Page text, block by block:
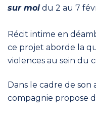
sur moidu 2 au 7
Récit intime en
ce projet aborde la
violences au sein du
Dans le cadre de son
compagnie propose